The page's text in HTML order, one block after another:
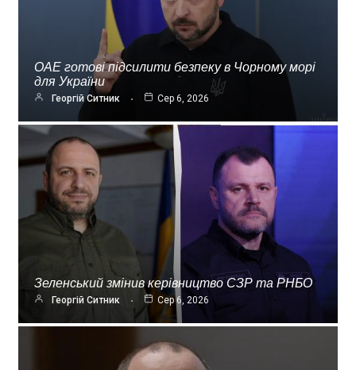
ОАЕ готові підсилити безпеку в Чорному морі
для України
Георгій Ситник Сер 6, 2026
Зеленський змінив керівництво СЗР та РНБО
Георгій Ситник Сер 6, 2026